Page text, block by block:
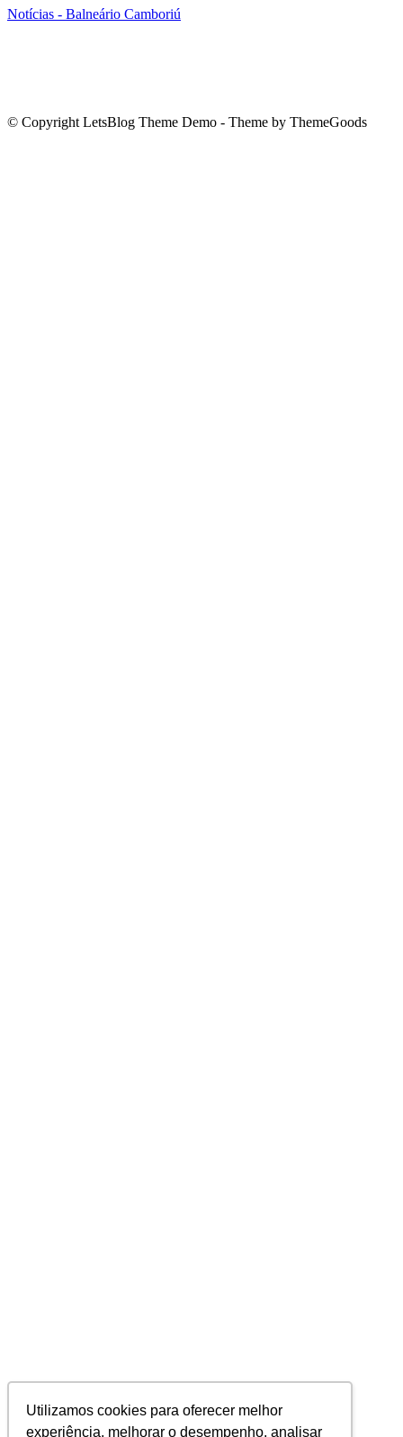
Utilizamos cookies para oferecer melhor
experiência, melhorar o desempenho, analisar
Notícias - Balneário Camboriú
© Copyright LetsBlog Theme Demo - Theme by ThemeGoods